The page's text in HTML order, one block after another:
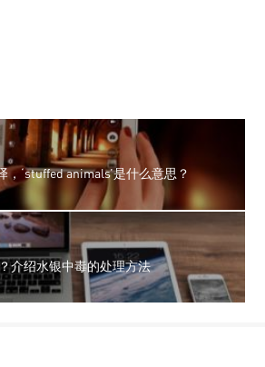
，‘stuffed animals’是什么意思？
介绍水银中毒的处理方法